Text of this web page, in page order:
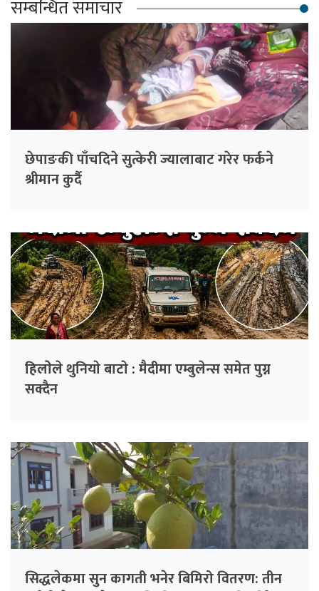
सम्बन्धित समाचार
छेपाङकी पाँचदिने सुत्केरी ज्यालाबाट गरेर फर्कने
श्रीमान कुर्दै
हिलाेेले थुनियाे बाटाे : मैदीमा एम्बुलेन्स समेत पुग्न
सक्दैन
सिद्धलेकमा सुन कागती भनेर बिमिरो वितरण: तीन